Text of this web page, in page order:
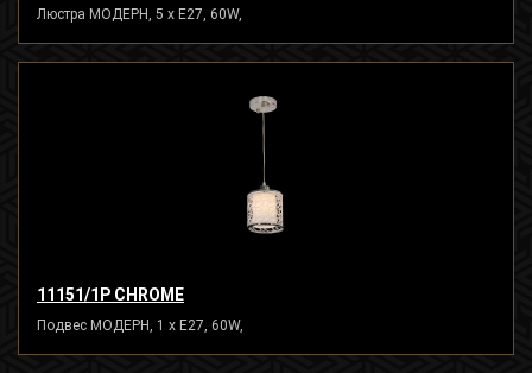
Люстра МОДЕРН, 5 x E27, 60W,
11151/1P CHROME
Подвес МОДЕРН, 1 x E27, 60W,